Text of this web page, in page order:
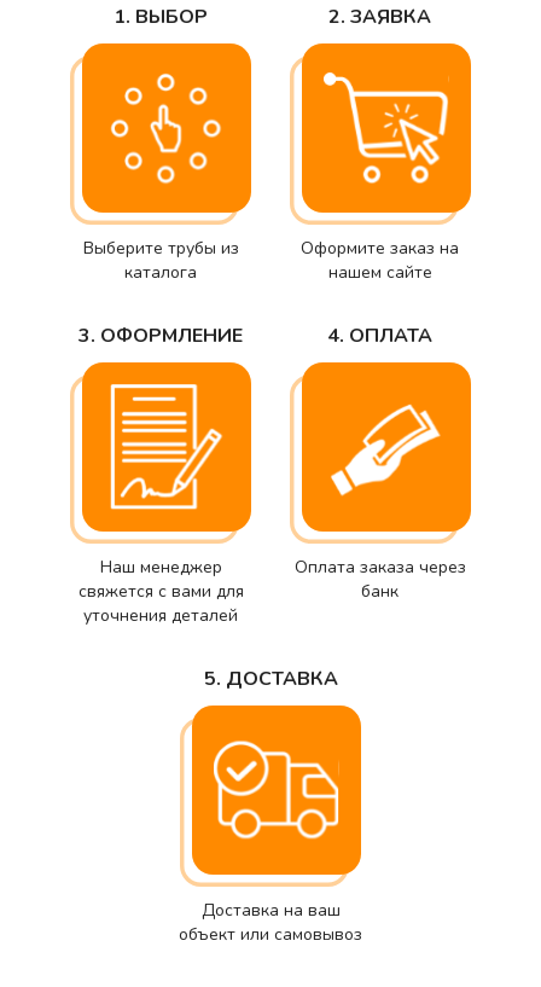
1. ВЫБОР
Выберите трубы из
каталога
2. ЗАЯВКА
Оформите заказ на
нашем сайте
3. ОФОРМЛЕНИЕ
Наш менеджер
свяжется с вами для
уточнения деталей
4. ОПЛАТА
Оплата заказа через
банк
5. ДОСТАВКА
Доставка на ваш
объект или самовывоз